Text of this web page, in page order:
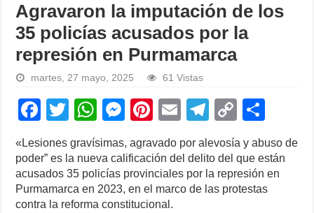
Agravaron la imputación de los
35 policías acusados por la
represión en Purmamarca
martes, 27 mayo, 2025 61 Vistas
F
a
c
e
b
T
tt
er
W
h
at
s
A
M
ss
e
n
Pi
nt
er
e
st
E
ail
T
e
gr
a
C
p
y
Li
ar
e
«Lesiones gravísimas, agravado por alevosía y abuso de
poder” es la nueva calificación del delito del que están
acusados 35 policías provinciales por la represión en
Purmamarca en 2023, en el marco de las protestas
contra la reforma constitucional.